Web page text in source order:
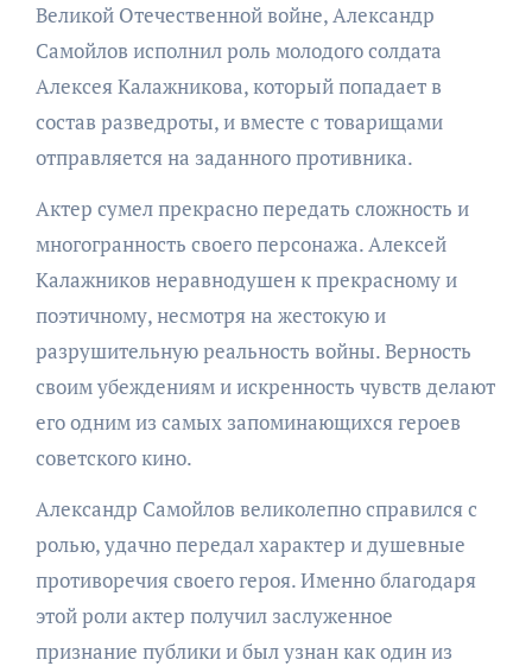
Великой Отечественной войне, Александр
Самойлов исполнил роль молодого солдата
Алексея Калажникова, который попадает в
состав разведроты, и вместе с товарищами
отправляется на заданного противника.
Актер сумел прекрасно передать сложность и
многогранность своего персонажа. Алексей
Калажников неравнодушен к прекрасному и
поэтичному, несмотря на жестокую и
разрушительную реальность войны. Верность
своим убеждениям и искренность чувств делают
его одним из самых запоминающихся героев
советского кино.
Александр Самойлов великолепно справился с
ролью, удачно передал характер и душевные
противоречия своего героя. Именно благодаря
этой роли актер получил заслуженное
признание публики и был узнан как один из